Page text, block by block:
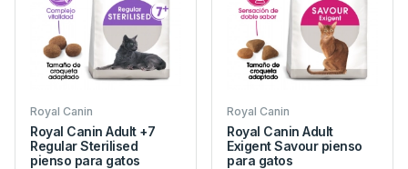
Royal Canin
Royal Canin Adult +7
Regular Sterilised
pienso para gatos
Royal Canin
Royal Canin Adult
Exigent Savour pienso
para gatos